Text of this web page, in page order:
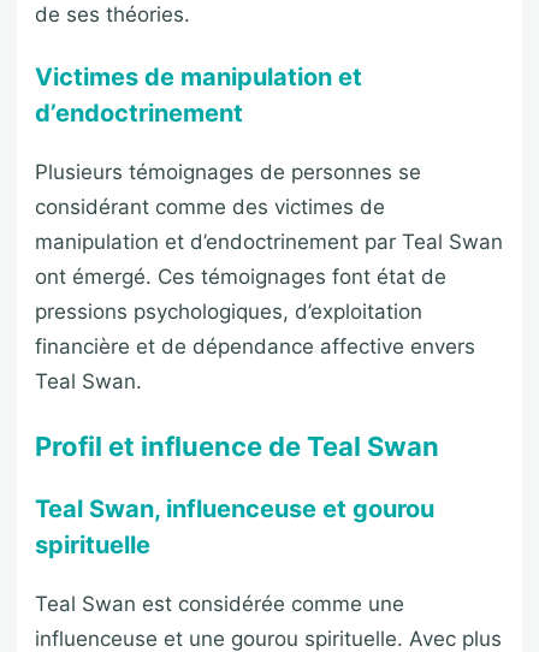
de ses théories.
Victimes de manipulation et
d’endoctrinement
Plusieurs témoignages de personnes se
considérant comme des victimes de
manipulation et d’endoctrinement par Teal Swan
ont émergé. Ces témoignages font état de
pressions psychologiques, d’exploitation
financière et de dépendance affective envers
Teal Swan.
Profil et influence de Teal Swan
Teal Swan, influenceuse et gourou
spirituelle
Teal Swan est considérée comme une
influenceuse et une gourou spirituelle. Avec plus